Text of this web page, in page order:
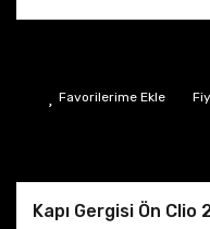
Kapı Gergisi Ön Clio